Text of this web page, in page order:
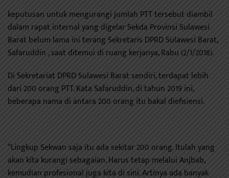
keputusan untuk mengurangi jumlah PTT tersebut diambil
dalam rapat internal yang digelar Sekda Provinsi Sulawesi
Barat belum lama ini terang Sekretaris DPRD Sulawesi Barat,
Safaruddin , saat ditemui di ruang kerjanya, Rabu (2/1/2018).
Di Sekretariat DPRD Sulawesi Barat sendiri, terdapat lebih
dari 200 orang PTT. Kata Safaruddin, di tahun 2019 ini,
beberapa nama di antara 200 orang itu bakal diefisiensi.
“Lingkup Sekwan saja itu ada sekitar 200 orang. Itulah yang
akan kita kurangi sebagaian. Harus tetap melalui Anjbab,
kemudian profesional juga kita di sini. Artinya ada banyak